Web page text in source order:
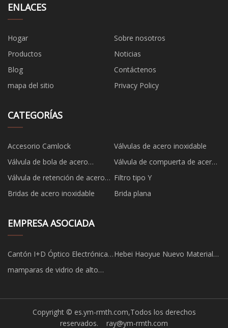
ENLACES
Hogar
Sobre nosotros
Productos
Noticias
Blog
Contáctenos
mapa del sitio
Privacy Policy
CATEGORÍAS
Accesorio Camlock
Válvulas de acero inoxidable
Válvula de bola de acero
inoxidable
Válvula de compuerta de acero
inoxidable
Válvula de retención de acero
inoxidable
Filtro tipo Y
Bridas de acero inoxidable
Brida plana
EMPRESA ASOCIADA
Cantón I+D Óptico Electrónica
Tecnología Co., Limitado.
Hebei Haoyue Nuevo Material
mamparas de vidrio de alto
Copyright © es.ym-rmth.com,Todos los derechos
reservados. ray@ym-rmth.com